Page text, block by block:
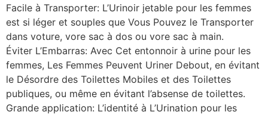
Facile à Transporter: L’Urinoir jetable pour les femmes
est si léger et souples que Vous Pouvez le Transporter
dans voture, vore sac à dos ou vore sac à main.
Éviter L’Embarras: Avec Cet entonnoir à urine pour les
femmes, Les Femmes Peuvent Uriner Debout, en évitant
le Désordre des Toilettes Mobiles et des Toilettes
publiques, ou même en évitant l’absense de toilettes.
Grande application: L’identité à L’Urination pour les